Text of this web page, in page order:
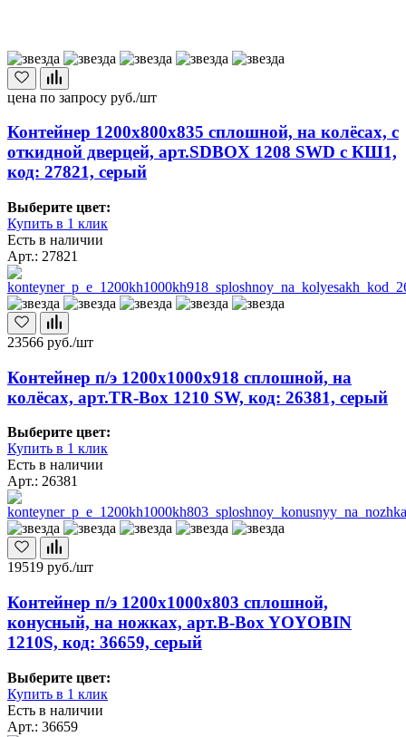
цена по запросу руб./шт
Контейнер 1200х800х835 сплошной, на колёсах, с
откидной дверцей, арт.SDBOX 1208 SWD с КШ1,
код: 27821, серый
Выберите цвет:
Купить в 1 клик
Есть в наличии
Арт.: 27821
23566 руб./шт
Контейнер п/э 1200х1000х918 сплошной, на
колёсах, арт.TR-Box 1210 SW, код: 26381, серый
Выберите цвет:
Купить в 1 клик
Есть в наличии
Арт.: 26381
19519 руб./шт
Контейнер п/э 1200х1000х803 сплошной,
конусный, на ножках, арт.B-Box YOYOBIN
1210S, код: 36659, серый
Выберите цвет:
Купить в 1 клик
Есть в наличии
Арт.: 36659